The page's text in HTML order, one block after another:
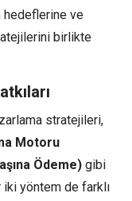
hedeflerine ve
birlikte
stratejileri,
Motoru
Ödeme) gibi
iki yöntem de farklı